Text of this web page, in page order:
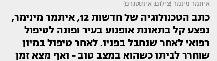
איתמר מינמר (צילום: אינסטגרם)
כתב הטכנולוגיה של חדשות 12, איתמר מינימר,
נפצע קל בתאונת אופנוע בעיר ופונה לטיפול
רפואי לאחר שנחבל בפניו. לאחר טיפול במיון
שוחרר לביתו כשהוא במצב טוב - ואף מצא זמן